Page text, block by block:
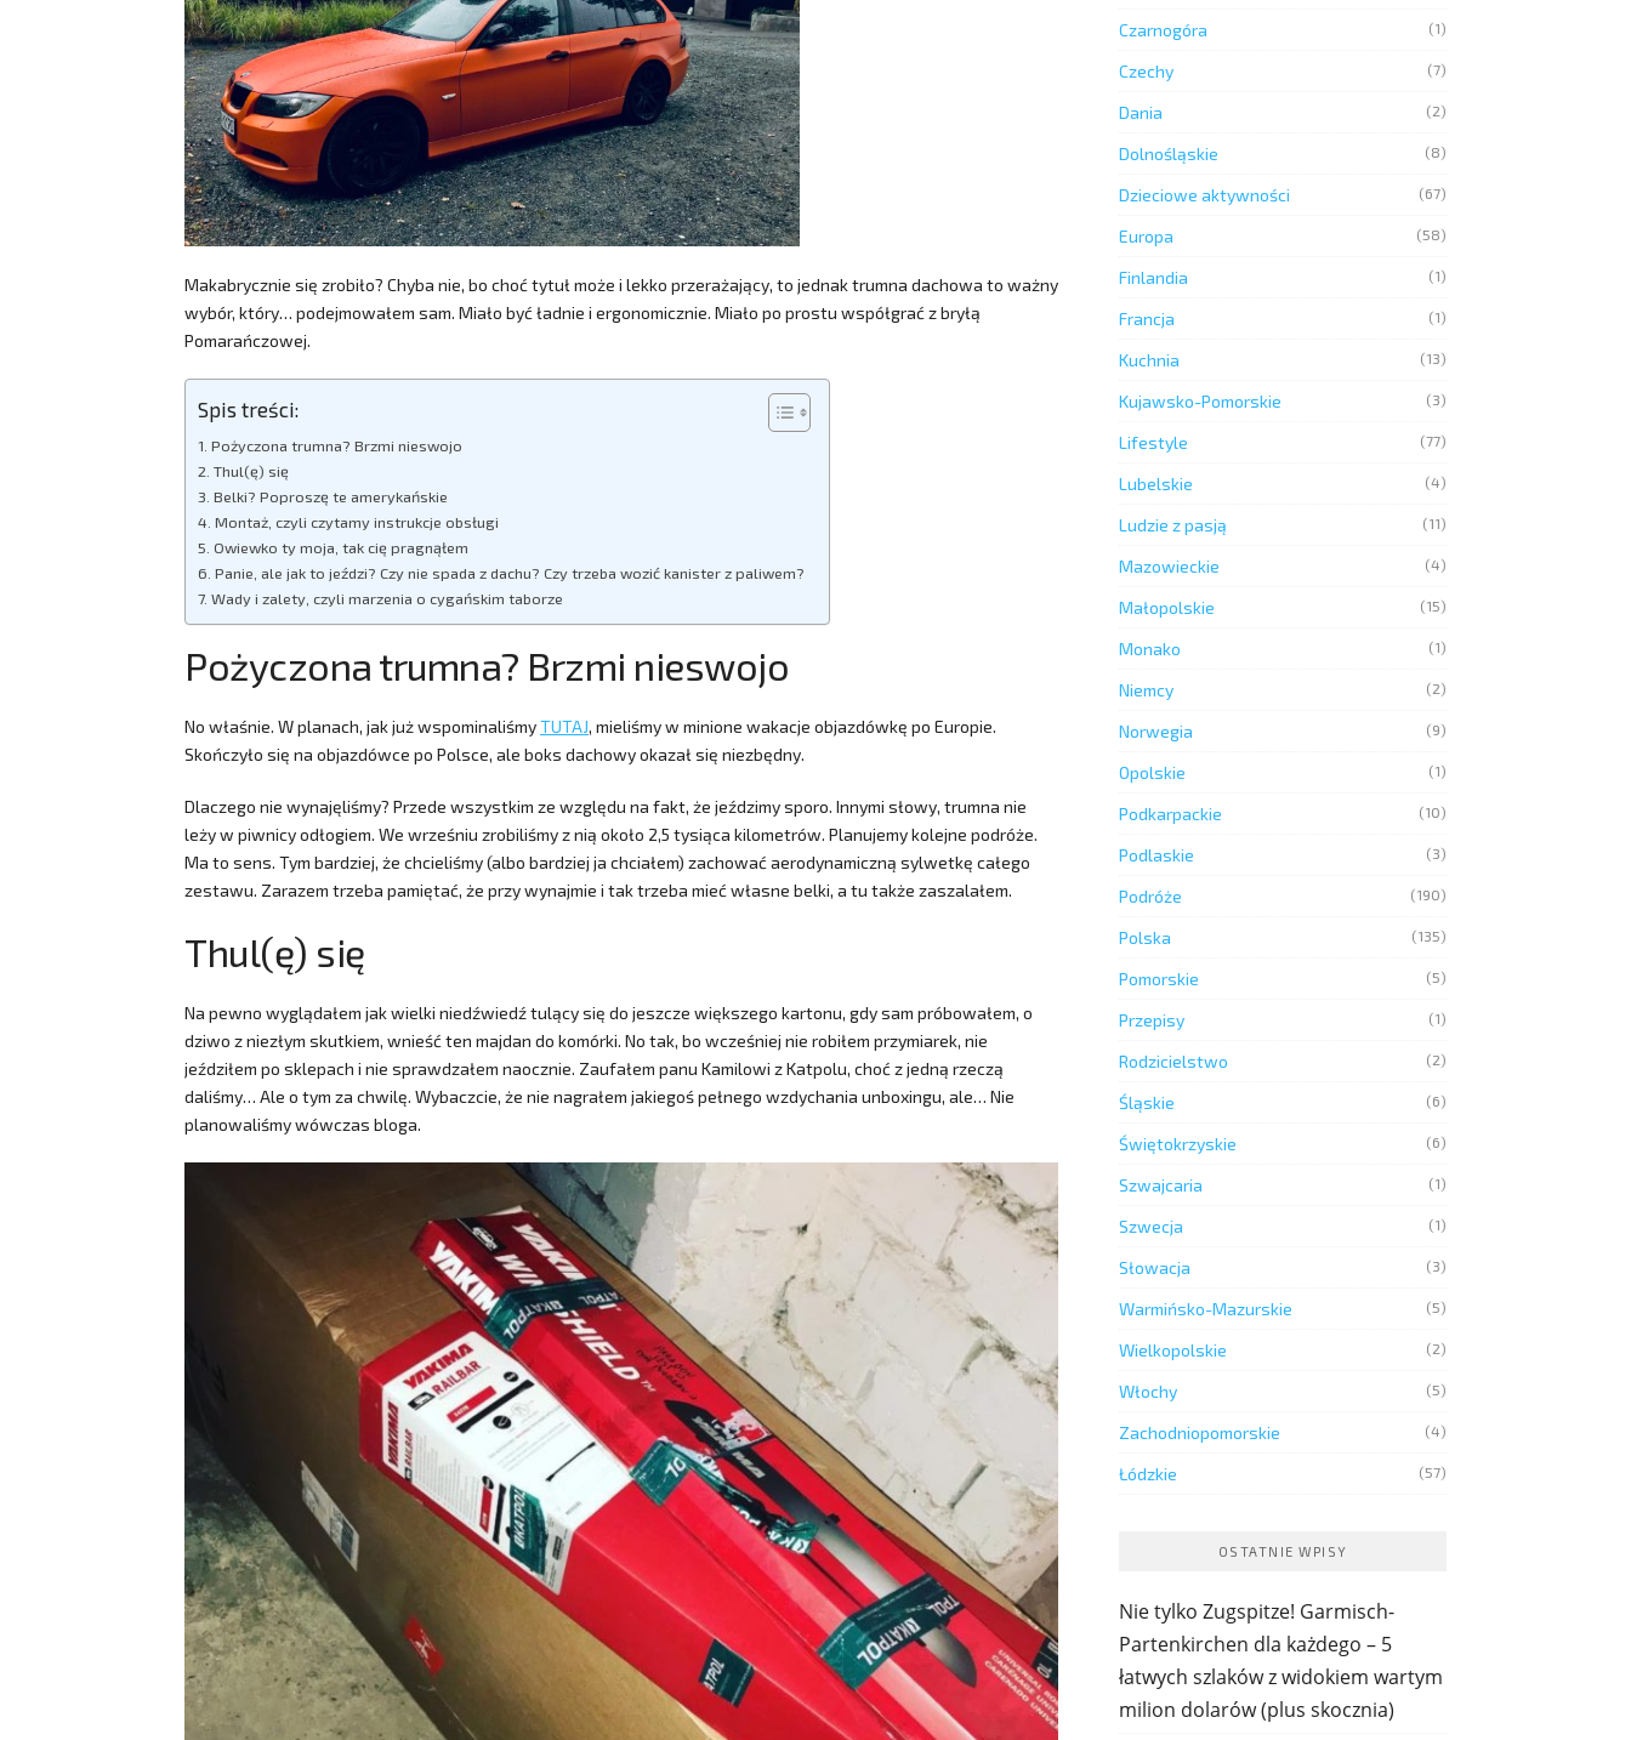
Makabrycznie się zrobiło? Chyba nie, bo choć tytuł może i lekko przerażający, to jednak trumna dachowa to ważny
wybór, który… podejmowałem sam. Miało być ładnie i ergonomicznie. Miało po prostu współgrać z bryłą
Pomarańczowej.
Spis treści:
Pożyczona trumna? Brzmi nieswojo
Thul(ę) się
Belki? Poproszę te amerykańskie
Montaż, czyli czytamy instrukcje obsługi
Owiewko ty moja, tak cię pragnąłem
Panie, ale jak to jeździ? Czy nie spada z dachu? Czy trzeba wozić kanister z paliwem?
Wady i zalety, czyli marzenia o cygańskim taborze
Pożyczona trumna? Brzmi nieswojo
No właśnie. W planach, jak już wspominaliśmyTUTAJ, mieliśmy w minione wakacje objazdówkę po Europie.
Skończyło się na objazdówce po Polsce, ale boks dachowy okazał się niezbędny.
Dlaczego nie wynajęliśmy? Przede wszystkim ze względu na fakt, że jeździmy sporo. Innymi słowy, trumna nie
leży w piwnicy odłogiem. We wrześniu zrobiliśmy z nią około 2,5 tysiąca kilometrów. Planujemy kolejne podróże.
Ma to sens. Tym bardziej, że chcieliśmy (albo bardziej ja chciałem) zachować aerodynamiczną sylwetkę całego
zestawu. Zarazem trzeba pamiętać, że przy wynajmie i tak trzeba mieć własne belki, a tu także zaszalałem.
Thul(ę) się
Na pewno wyglądałem jak wielki niedźwiedź tulący się do jeszcze większego kartonu, gdy sam próbowałem, o
dziwo z niezłym skutkiem, wnieść ten majdan do komórki. No tak, bo wcześniej nie robiłem przymiarek, nie
jeździłem po sklepach i nie sprawdzałem naocznie. Zaufałem panu Kamilowi z Katpolu, choć z jedną rzeczą
daliśmy… Ale o tym za chwilę. Wybaczcie, że nie nagrałem jakiegoś pełnego wzdychania unboxingu, ale… Nie
planowaliśmy wówczas bloga.
Czarnogóra (1)
Czechy (7)
Dania (2)
Dolnośląskie (8)
Dzieciowe aktywności (67)
Europa (58)
Finlandia (1)
Francja (1)
Kuchnia (13)
Kujawsko-Pomorskie (3)
Lifestyle (77)
Lubelskie (4)
Ludzie z pasją (11)
Mazowieckie (4)
Małopolskie (15)
Monako (1)
Niemcy (2)
Norwegia (9)
Opolskie (1)
Podkarpackie (10)
Podlaskie (3)
Podróże (190)
Polska (135)
Pomorskie (5)
Przepisy (1)
Rodzicielstwo (2)
Śląskie (6)
Świętokrzyskie (6)
Szwajcaria (1)
Szwecja (1)
Słowacja (3)
Warmińsko-Mazurskie (5)
Wielkopolskie (2)
Włochy (5)
Zachodniopomorskie (4)
Łódzkie (57)
OSTATNIE WPISY
Nie tylko Zugspitze! Garmisch-
Partenkirchen dla każdego – 5
łatwych szlaków z widokiem wartym
milion dolarów (plus skocznia)